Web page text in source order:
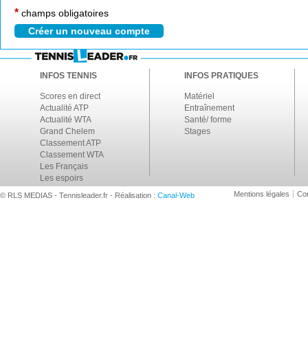
* champs obligatoires
INFOS TENNIS
Scores en direct
Actualité ATP
Actualité WTA
Grand Chelem
Classement ATP
Classement WTA
Les Français
Les espoirs
INFOS PRATIQUES
Matériel
Entraînement
Santé/ forme
Stages
© RLS MEDIAS - Tennisleader.fr - Réalisation : Canal-Web Mentions légales